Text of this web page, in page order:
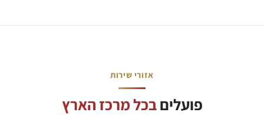
אזורי שירות
פועליםבכל מרכז הארץ